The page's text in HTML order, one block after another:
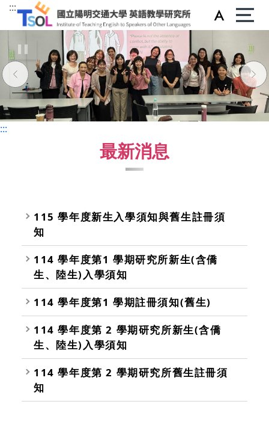
:::
:::
最新消息
115 學年度新生入學須知與舊生註冊須
知
114 學年度第1 學期研究所新生(含僑
生、陸生)入學須知
114 學年度第1 學期註冊須知(舊生)
114 學年度第 2 學期研究所新生(含僑
生、陸生)入學須知
114 學年度第 2 學期研究所舊生註冊須
知